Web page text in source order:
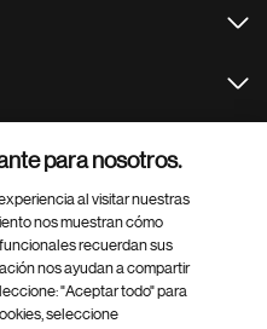
para nosotros.
al visitar nuestras
nos muestran cómo
recuerdan sus
nos ayudan a compartir
"Aceptar todo" para
seleccione